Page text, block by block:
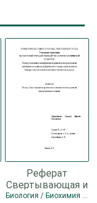
Реферат
Свертывающая и
Биология / Биохимия / Медицина / Рефераты